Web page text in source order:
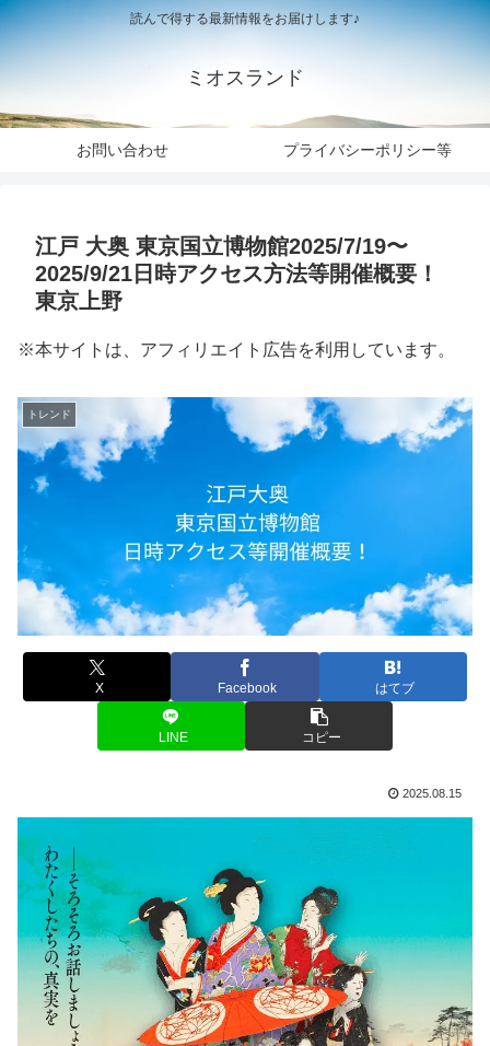
読んで得する最新情報をお届けします♪
ミオスランド
お問い合わせ プライバシーポリシー等
江戸 大奥 東京国立博物館2025/7/19〜
2025/9/21日時アクセス方法等開催概要！
東京上野
※本サイトは、アフィリエイト広告を利用しています。
トレンド
X Facebook はてブ
LINE コピー
2025.08.15